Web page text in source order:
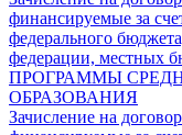
финансируемые за
федерального
федерации, местных
ПРОГРАММЫ
ОБРАЗОВАНИЯ
Зачисление на